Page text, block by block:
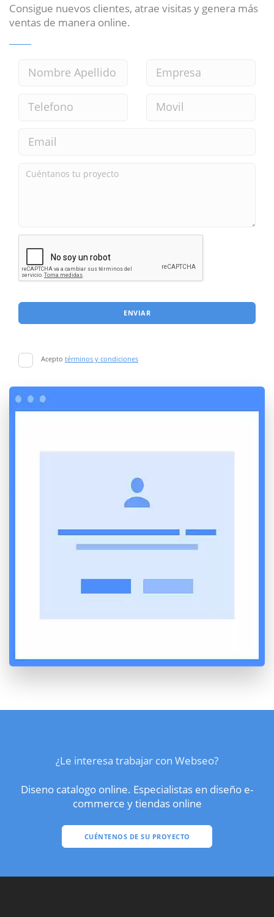
Consigue nuevos clientes, atrae visitas y genera más
ventas de manera online.
ENVIAR
Acepto términos y condiciones
¿Le interesa trabajar con Webseo?
Diseno catalogo online. Especialistas en diseño e-
commerce y tiendas online
CUÉNTENOS DE SU PROYECTO